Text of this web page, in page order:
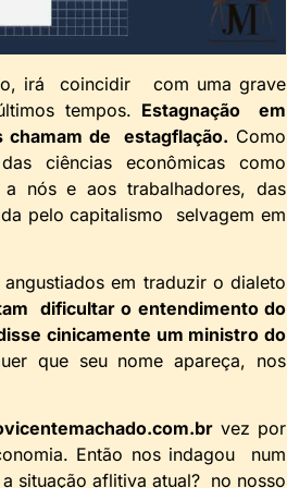
irá coincidir com uma grave
tempos. Estagnação em
de estagflação. Como
ciências econômicas como
nós e aos trabalhadores, das
pelo capitalismo selvagem em
em traduzir o dialeto
dificultar o entendimento do
cinicamente um ministro do
que seu nome apareça, nos
vez por
Então nos indagou num
situação aflitiva atual? no nosso